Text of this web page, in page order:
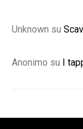
Unknown su
Anonimo su I